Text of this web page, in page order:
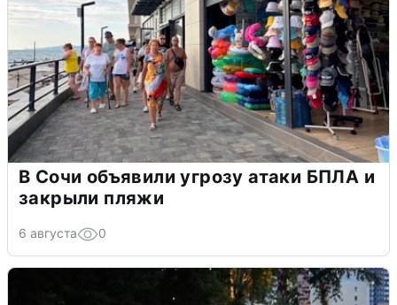
В Сочи объявили угрозу атаки БПЛА и
закрыли пляжи
6 августа 0